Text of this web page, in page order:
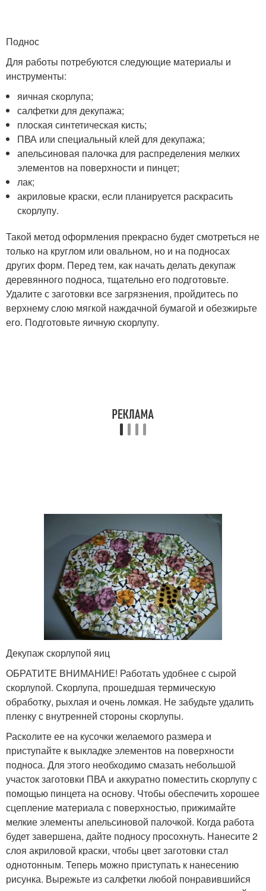
Поднос
Для работы потребуются следующие материалы и
инструменты:
яичная скорлупа;
салфетки для декупажа;
плоская синтетическая кисть;
ПВА или специальный клей для декупажа;
апельсиновая палочка для распределения мелких
элементов на поверхности и пинцет;
лак;
акриловые краски, если планируется раскрасить
скорлупу.
Такой метод оформления прекрасно будет смотреться не
только на круглом или овальном, но и на подносах
других форм. Перед тем, как начать делать декупаж
деревянного подноса, тщательно его подготовьте.
Удалите с заготовки все загрязнения, пройдитесь по
верхнему слою мягкой наждачной бумагой и обезжирьте
его. Подготовьте яичную скорлупу.
Декупаж скорлупой яиц
ОБРАТИТЕ ВНИМАНИЕ! Работать удобнее с сырой
скорлупой. Скорлупа, прошедшая термическую
обработку, рыхлая и очень ломкая. Не забудьте удалить
пленку с внутренней стороны скорлупы.
Расколите ее на кусочки желаемого размера и
приступайте к выкладке элементов на поверхности
подноса. Для этого необходимо смазать небольшой
участок заготовки ПВА и аккуратно поместить скорлупу с
помощью пинцета на основу. Чтобы обеспечить хорошее
сцепление материала с поверхностью, прижимайте
мелкие элементы апельсиновой палочкой. Когда работа
будет завершена, дайте подносу просохнуть. Нанесите 2
слоя акриловой краски, чтобы цвет заготовки стал
однотонным. Теперь можно приступать к нанесению
рисунка. Вырежьте из салфетки любой понравившийся